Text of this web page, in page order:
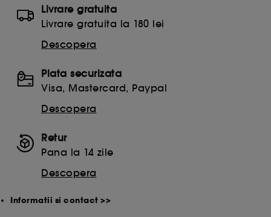
Livrare gratuita
Livrare gratuita la 180 lei
Descopera
Plata securizata
Visa, Mastercard, Paypal
Descopera
Retur
Pana la 14 zile
Descopera
Informatii si contact >>